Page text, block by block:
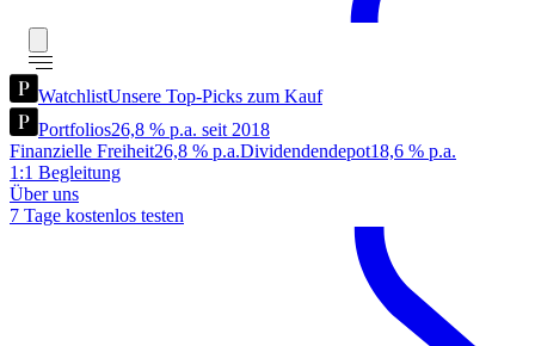
WatchlistUnsere Top-Picks zum Kauf
Portfolios26,8 % p.a. seit 2018
Finanzielle Freiheit26,8 % p.a.Dividendendepot18,6 % p.a.
1:1 Begleitung
Über uns
7 Tage kostenlos testen